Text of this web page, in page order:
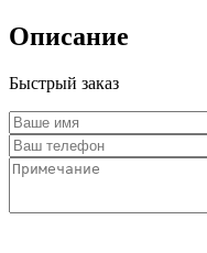
Описание
Быстрый заказ